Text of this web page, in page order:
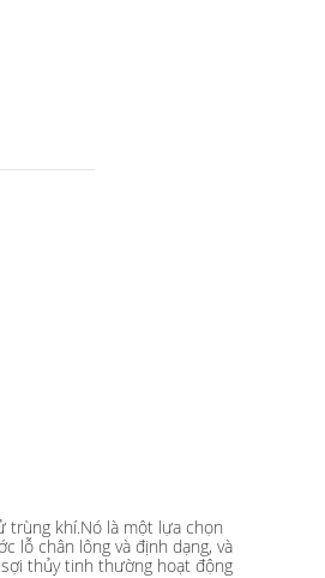
trùng khí.Nó là một lựa chọn
lỗ chân lông và định dạng, và
thủy tinh thường hoạt động